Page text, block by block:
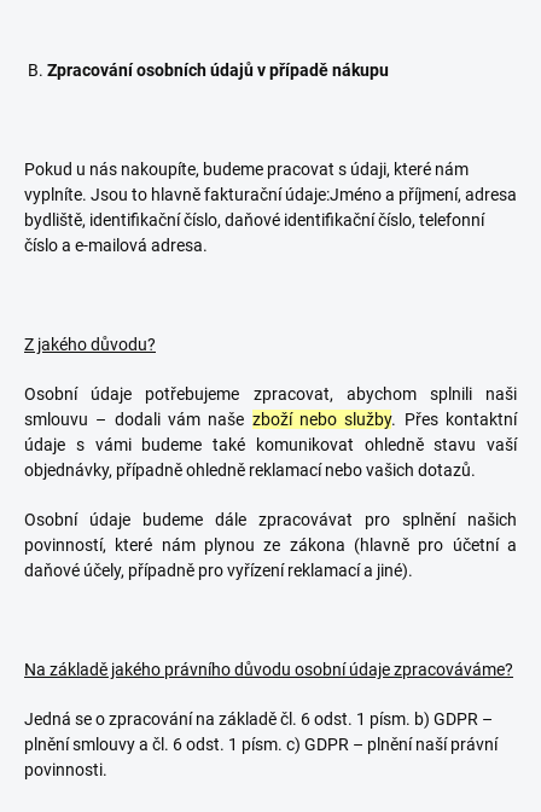
B. Zpracování osobních údajů v případě nákupu
Pokud u nás nakoupíte, budeme pracovat s údaji, které nám
vyplníte. Jsou to hlavně fakturační údaje:Jméno a příjmení, adresa
bydliště, identifikační číslo, daňové identifikační číslo, telefonní
číslo a e-mailová adresa.
Z jakého důvodu?
Osobní údaje potřebujeme zpracovat, abychom splnili naši
smlouvu – dodali vám naše zboží nebo služby. Přes kontaktní
údaje s vámi budeme také komunikovat ohledně stavu vaší
objednávky, případně ohledně reklamací nebo vašich dotazů.
Osobní údaje budeme dále zpracovávat pro splnění našich
povinností, které nám plynou ze zákona (hlavně pro účetní a
daňové účely, případně pro vyřízení reklamací a jiné).
Na základě jakého právního důvodu osobní údaje zpracováváme?
Jedná se o zpracování na základě čl. 6 odst. 1 písm. b) GDPR –
plnění smlouvy a čl. 6 odst. 1 písm. c) GDPR – plnění naší právní
povinnosti.